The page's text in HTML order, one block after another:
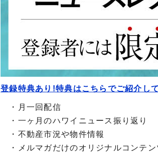
登録特典あり!特典はこちらでご紹介し
・月一回配信
・一ヶ月のハワイニュース振り返り
・不動産市況や物件情報
・メルマガだけのオリジナルコンテン